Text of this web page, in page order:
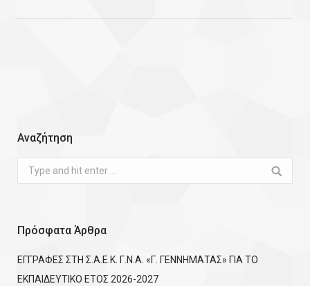
Αναζήτηση
Search:
Πρόσφατα Άρθρα
ΕΓΓΡΑΦΕΣ ΣΤΗ Σ.Α.Ε.Κ. Γ.Ν.Α. «Γ. ΓΕΝΝΗΜΑΤΑΣ» ΓΙΑ ΤΟ
ΕΚΠΑΙΔΕΥΤΙΚΟ ΕΤΟΣ 2026-2027